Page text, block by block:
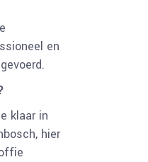
en
klaar in
hier